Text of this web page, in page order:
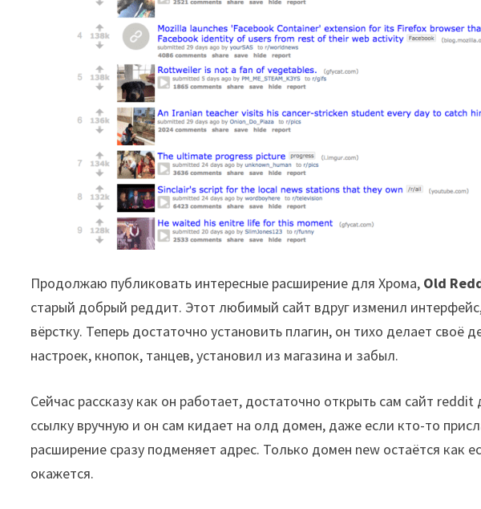
Продолжаю публиковать интересные расширение для Хрома, Old
старый добрый реддит. Этот любимый сайт вдруг изменил
вёрстку. Теперь достаточно установить плагин, он тихо делает
настроек, кнопок, танцев, установил из магазина и забыл.
Сейчас рассказу как он работает, достаточно открыть сам сайт
ссылку вручную и он сам кидает на олд домен, даже если кто-то
расширение сразу подменяет адрес. Только домен new остаётся как
окажется.